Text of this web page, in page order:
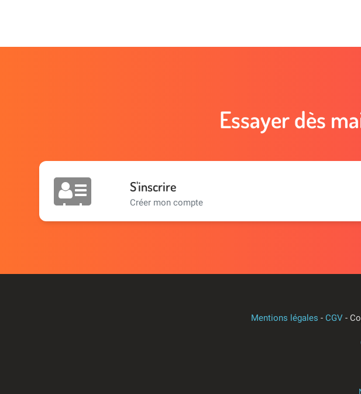
Essayer dès
S'inscrire
Créer mon compte
Mentions légales - CGV-